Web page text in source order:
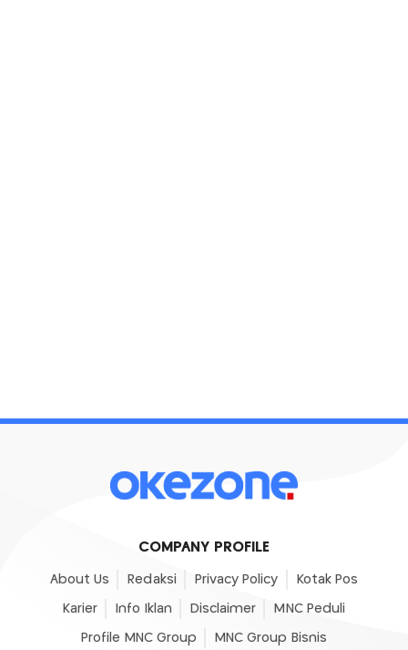
COMPANY PROFILE
About Us Redaksi Privacy Policy Kotak Pos
Karier Info Iklan Disclaimer MNC Peduli
Profile MNC Group MNC Group Bisnis